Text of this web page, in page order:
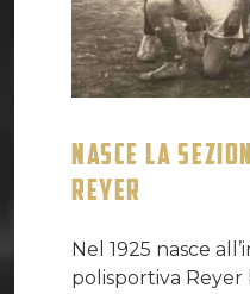
NASCE LA
REYER
Nel 1925 nasce
polisportiva Reyer